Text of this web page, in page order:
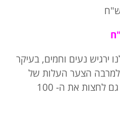
ירגיש נעים וחמים, בעיקר
הצער העלות של
חלוק רחצה לתינוק יכולה גם לחצות את ה- 100